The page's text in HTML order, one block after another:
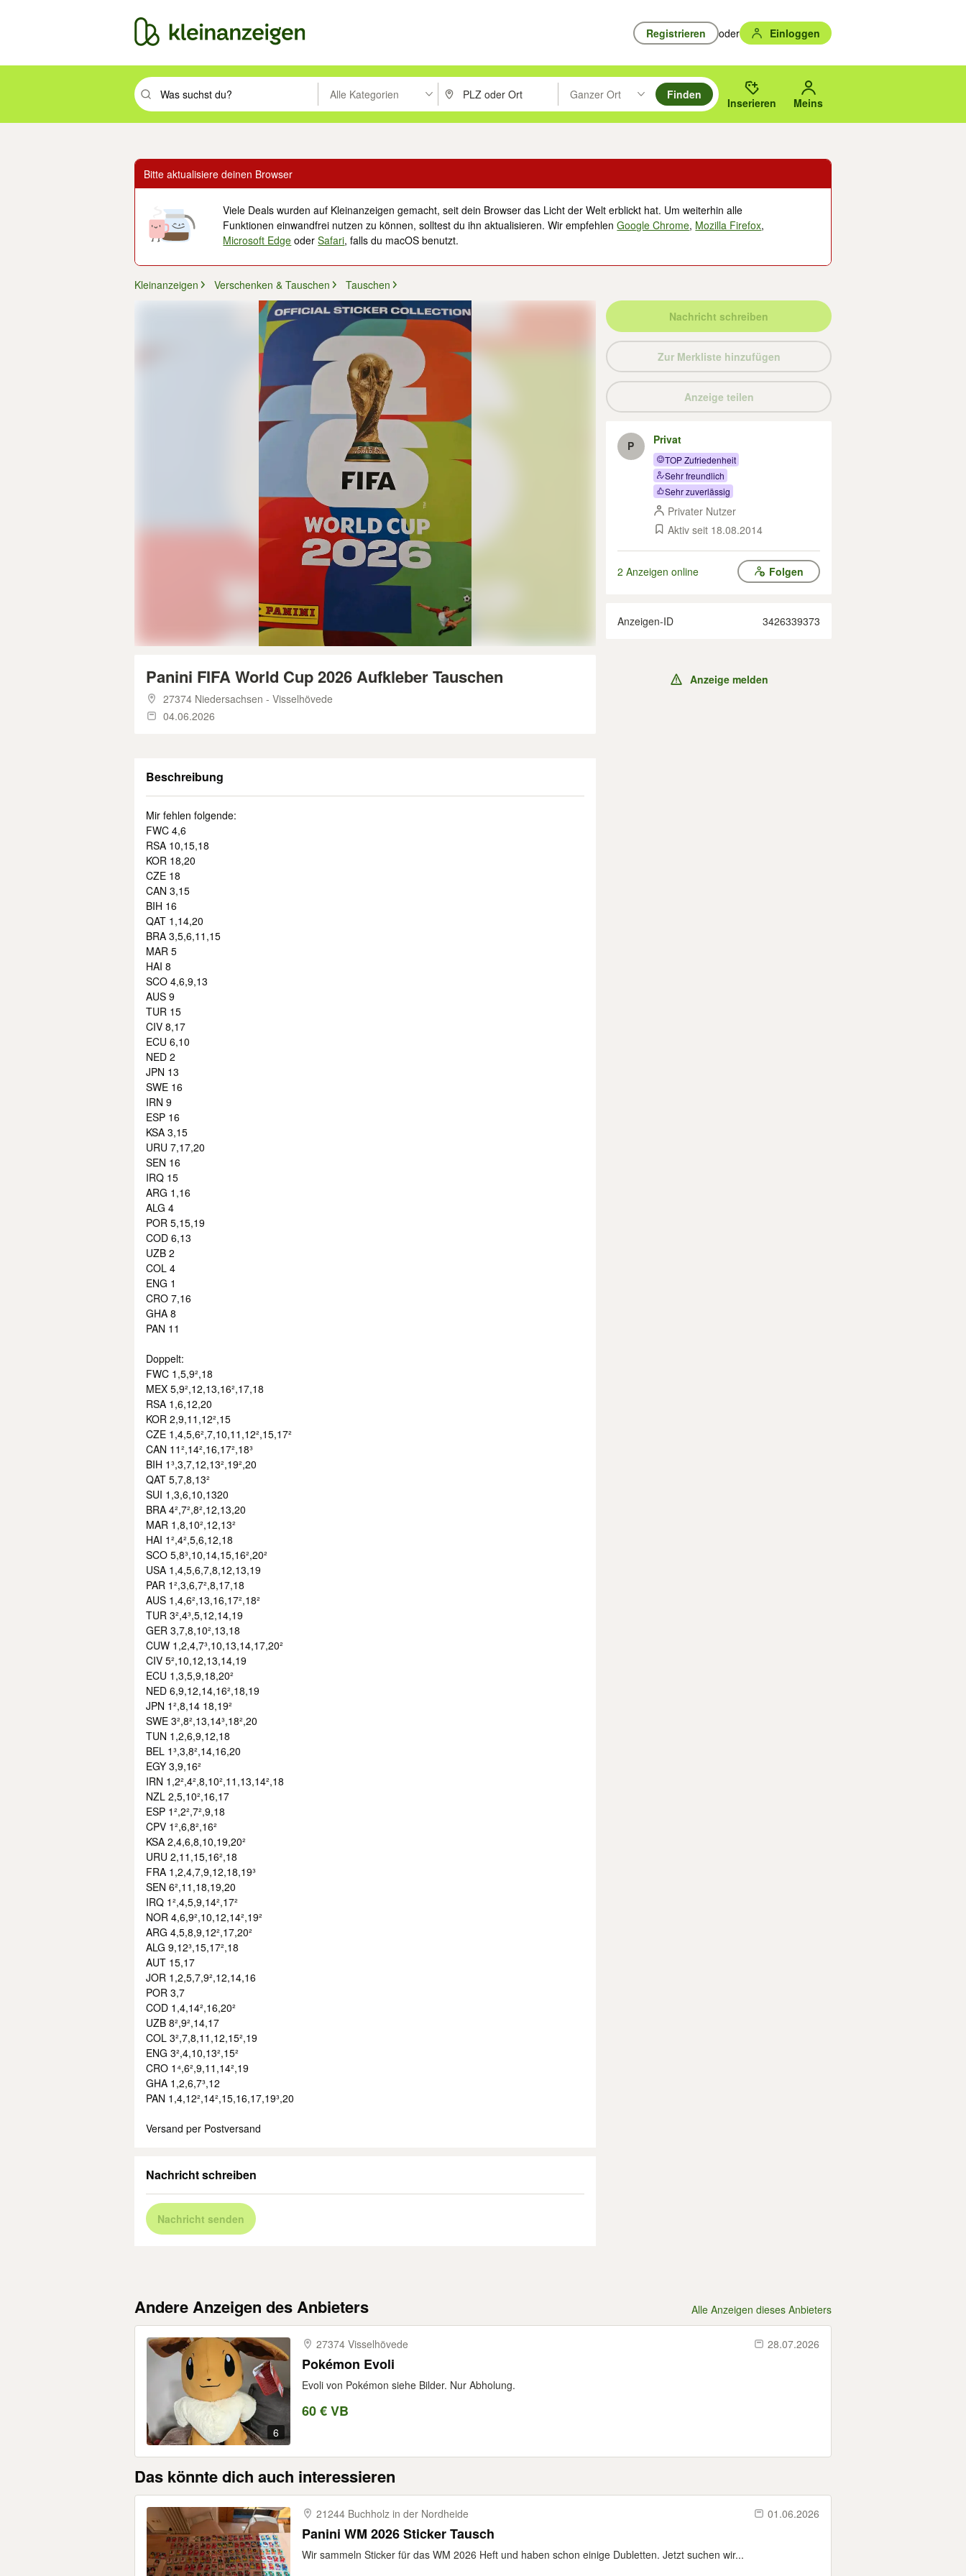
Registrieren oder Einloggen
Suchbegriff eingeben. Eingabetaste drücken um zu suchen, oder Vorschläge mit den Pfeiltasten nach oben/unten durchsuchen und mit Eingabetaste auswählen.
Alle Kategorien PLZ oder Ort eingeben. Eingabetaste drücken um zu suchen, oder Vorschläge mit den Pfeiltasten nach oben/
Ganzer Ort
Suche im Umkreis des gewählten Orts oder PLZ.
Finden
Inserieren Meins
Bitte aktualisiere deinen Browser
Viele Deals wurden auf Kleinanzeigen gemacht, seit dein Browser das Licht der Welt erblickt hat. Um weiterhin alle
Funktionen einwandfrei nutzen zu können, solltest du ihn aktualisieren. Wir empfehlenGoogle Chrome, Mozilla Firefox,
Microsoft Edge oderSafari, falls du macOS benutzt.
Kleinanzeigen Verschenken & Tauschen Tauschen
Panini FIFA World Cup 2026 Aufkleber Tauschen
27374 Niedersachsen - Visselhövede
04.06.2026
Beschreibung
Mir fehlen folgende:
FWC 4,6
RSA 10,15,18
KOR 18,20
CZE 18
CAN 3,15
BIH 16
QAT 1,14,20
BRA 3,5,6,11,15
MAR 5
HAI 8
SCO 4,6,9,13
AUS 9
TUR 15
CIV 8,17
ECU 6,10
NED 2
JPN 13
SWE 16
IRN 9
ESP 16
KSA 3,15
URU 7,17,20
SEN 16
IRQ 15
ARG 1,16
ALG 4
POR 5,15,19
COD 6,13
UZB 2
COL 4
ENG 1
CRO 7,16
GHA 8
PAN 11
Doppelt:
FWC 1,5,9²,18
MEX 5,9²,12,13,16²,17,18
RSA 1,6,12,20
KOR 2,9,11,12²,15
CZE 1,4,5,6²,7,10,11,12²,15,17²
CAN 11²,14²,16,17²,18³
BIH 1³,3,7,12,13²,19²,20
QAT 5,7,8,13²
SUI 1,3,6,10,1320
BRA 4²,7²,8²,12,13,20
MAR 1,8,10²,12,13²
HAI 1²,4²,5,6,12,18
SCO 5,8³,10,14,15,16²,20²
USA 1,4,5,6,7,8,12,13,19
PAR 1²,3,6,7²,8,17,18
AUS 1,4,6²,13,16,17²,18²
TUR 3²,4³,5,12,14,19
GER 3,7,8,10²,13,18
CUW 1,2,4,7³,10,13,14,17,20²
CIV 5²,10,12,13,14,19
ECU 1,3,5,9,18,20²
NED 6,9,12,14,16²,18,19
JPN 1²,8,14 18,19²
SWE 3²,8²,13,14³,18²,20
TUN 1,2,6,9,12,18
BEL 1³,3,8²,14,16,20
EGY 3,9,16²
IRN 1,2²,4²,8,10²,11,13,14²,18
NZL 2,5,10²,16,17
ESP 1²,2²,7²,9,18
CPV 1²,6,8²,16²
KSA 2,4,6,8,10,19,20²
URU 2,11,15,16²,18
FRA 1,2,4,7,9,12,18,19³
SEN 6²,11,18,19,20
IRQ 1²,4,5,9,14²,17²
NOR 4,6,9²,10,12,14²,19²
ARG 4,5,8,9,12²,17,20²
ALG 9,12³,15,17²,18
AUT 15,17
JOR 1,2,5,7,9²,12,14,16
POR 3,7
COD 1,4,14²,16,20²
UZB 8²,9²,14,17
COL 3²,7,8,11,12,15²,19
ENG 3²,4,10,13²,15²
CRO 1⁴,6²,9,11,14²,19
GHA 1,2,6,7³,12
PAN 1,4,12²,14²,15,16,17,19³,20
Versand per Postversand
Nachricht schreiben
Nachricht senden
Nachricht schreiben
Zur Merkliste hinzufügen
Anzeige teilen
P Privat
TOP Zufriedenheit
Sehr freundlich
Sehr zuverlässig
Privater Nutzer
Aktiv seit 18.08.2014
2 Anzeigen online Folgen
Anzeigen-ID 3426339373
Anzeige melden
Andere Anzeigen des Anbieters Alle Anzeigen dieses Anbieters
6
27374 Visselhövede 28.07.2026
Pokémon Evoli
Evoli von Pokémon siehe Bilder. Nur Abholung.
60 € VB
Das könnte dich auch interessieren
21244 Buchholz in der Nordheide 01.06.2026
Panini WM 2026 Sticker Tausch
Wir sammeln Sticker für das WM 2026 Heft und haben schon einige Dubletten. Jetzt suchen wir...